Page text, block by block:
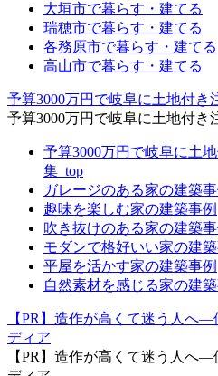
大垣市で暮らす・建てる
瑞穂市で暮らす・建てる
各務原市で暮らす・建てる
高山市で暮らす・建てる
予算3000万円で岐阜に土地付き
予算3000万円で岐阜に土地付き
予算3000万円で岐阜に土
集_top
ガレージのある家の建築事
趣味を楽しむ家の建築事例
吹き抜けのある家の建築事
モダンで格好いい家の建築
平屋を活かす家の建築事例
自然素材を感じる家の建築
【PR】造作が高くて迷う人へ
ディア
【PR】造作が高くて迷う人へ